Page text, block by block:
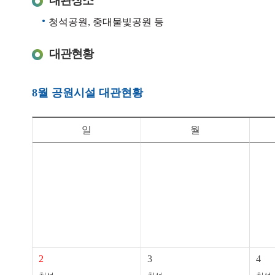
청석공원, 중대물빛공원 등
대관현황
8월 공원시설 대관현황
일 월
2 3 4